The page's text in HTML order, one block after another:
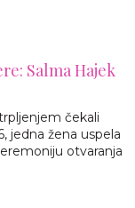
Salma Hajek
čekali
jedna žena uspela
otvaranja